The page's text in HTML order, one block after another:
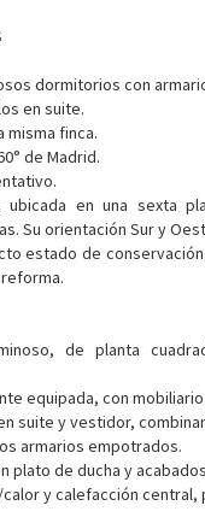
dormitorios con
en suite.
misma finca.
de Madrid.
ubicada en una sexta
Su orientación Sur y
estado de
de planta
equipada, con
suite y vestidor,
armarios empotrados.
plato de ducha y
y calefacción